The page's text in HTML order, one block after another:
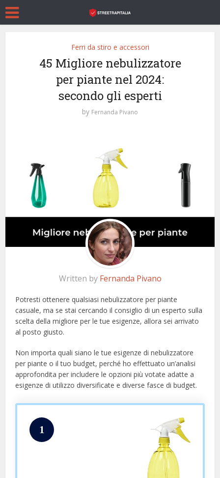
Ferri da stiro e accessori
45 Migliore nebulizzatore
per piante nel 2024:
secondo gli esperti
by Fernanda Pivano
Written by Fernanda Pivano
Potresti ottenere qualsiasi nebulizzatore per piante
casuale, ma se stai cercando il consiglio di un esperto sulla
scelta della migliore per le tue esigenze, allora sei arrivato
al posto giusto.
Non importa quali siano le tue esigenze di nebulizzatore
per piante o il tuo budget, perché ho effettuato un’analisi
approfondita per includere le opzioni più votate adatte a
esigenze di utilizzo diversificate e diverse fasce di budget.
1